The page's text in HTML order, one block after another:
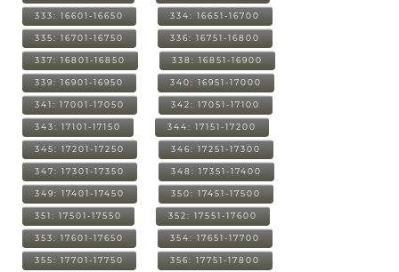
333: 16601-16650 334: 16651-16700
335: 16701-16750 336: 16751-16800
337: 16801-16850 338: 16851-16900
339: 16901-16950 340: 16951-17000
341: 17001-17050 342: 17051-17100
343: 17101-17150 344: 17151-17200
345: 17201-17250 346: 17251-17300
347: 17301-17350 348: 17351-17400
349: 17401-17450 350: 17451-17500
351: 17501-17550 352: 17551-17600
353: 17601-17650 354: 17651-17700
355: 17701-17750 356: 17751-17800